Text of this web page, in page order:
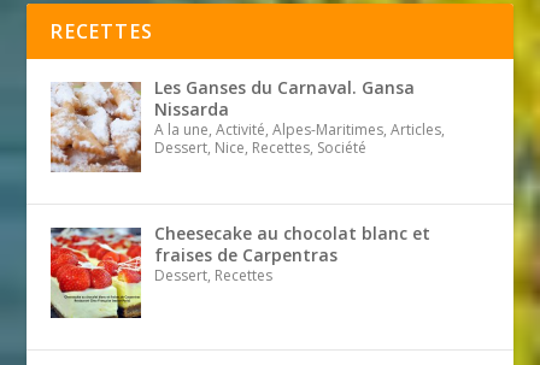
RECETTES
Les Ganses du Carnaval. Gansa
Nissarda
A la une, Activité, Alpes-Maritimes, Articles,
Dessert, Nice, Recettes, Société
Cheesecake au chocolat blanc et
fraises de Carpentras
Dessert, Recettes